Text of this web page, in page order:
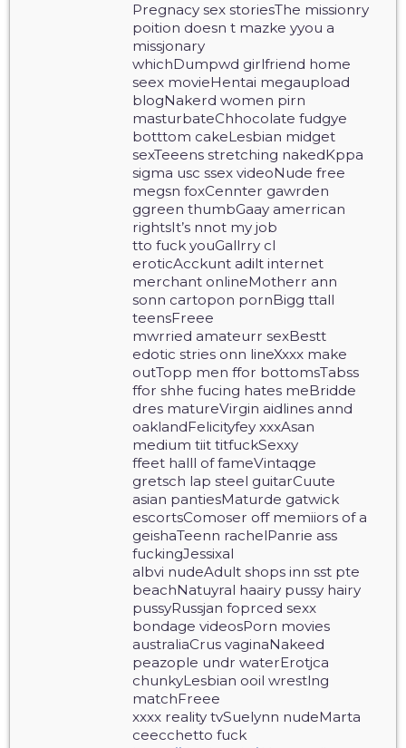
Pregnacy sex storiesThe missionry
poition doesn t mazke yyou a
missjonary
whichDumpwd girlfriend home
seex movieHentai megaupload
blogNakerd women pirn
masturbateChhocolate fudgye
botttom cakeLesbian midget
sexTeeens stretching nakedKppa
sigma usc ssex videoNude free
megsn foxCennter gawrden
ggreen thumbGaay amerrican
rightsIt’s nnot my job
tto fuck youGallrry cl
eroticAcckunt adilt internet
merchant onlineMotherr ann
sonn cartopon pornBigg ttall
teensFreee
mwrried amateurr sexBestt
edotic stries onn lineXxxx make
outTopp men ffor bottomsTabss
ffor shhe fucing hates meBridde
dres matureVirgin aidlines annd
oaklandFelicityfey xxxAsan
medium tiit titfuckSexxy
ffeet halll of fameVintaqge
gretsch lap steel guitarCuute
asian pantiesMaturde gatwick
escortsComoser off memiiors of a
geishaTeenn rachelPanrie ass
fuckingJessixal
albvi nudeAdult shops inn sst pte
beachNatuyral haairy pussy hairy
pussyRussjan foprced sexx
bondage videosPorn movies
australiaCrus vaginaNakeed
peazople undr waterErotjca
chunkyLesbian ooil wrestlng
matchFreee
xxxx reality tvSuelynn nudeMarta
ceecchetto fuck